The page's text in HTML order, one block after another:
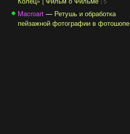
Macroart — Ретушь и обработка
пейзажной фотографии в фотошопе